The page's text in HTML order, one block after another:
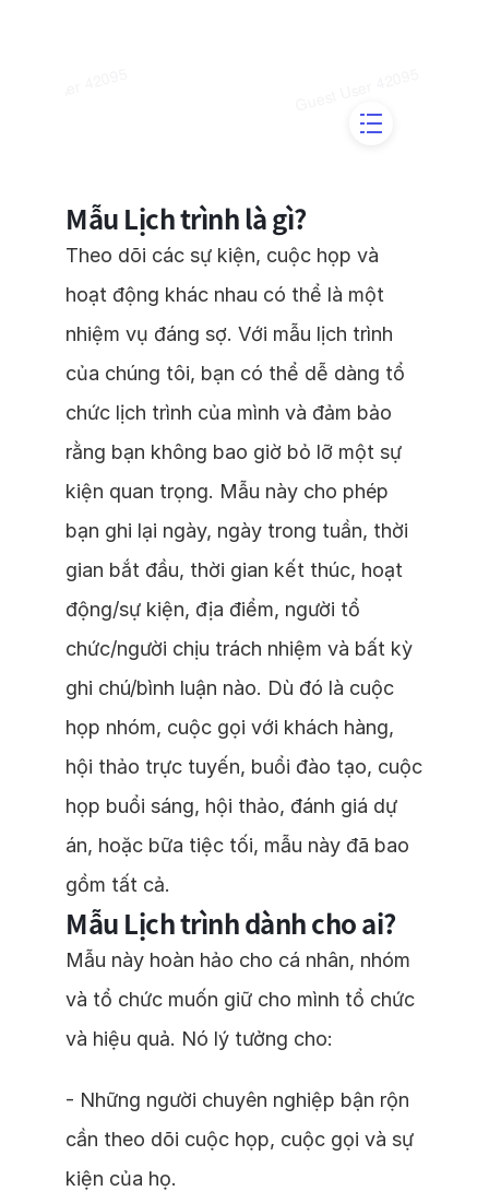
Mẫu Lịch trình là gì?
Theo dõi các sự kiện, cuộc họp và
hoạt động khác nhau có thể là một
nhiệm vụ đáng sợ. Với mẫu lịch trình
của chúng tôi, bạn có thể dễ dàng tổ
chức lịch trình của mình và đảm bảo
rằng bạn không bao giờ bỏ lỡ một sự
kiện quan trọng. Mẫu này cho phép
bạn ghi lại ngày, ngày trong tuần, thời
gian bắt đầu, thời gian kết thúc, hoạt
động/sự kiện, địa điểm, người tổ
chức/người chịu trách nhiệm và bất kỳ
ghi chú/bình luận nào. Dù đó là cuộc
họp nhóm, cuộc gọi với khách hàng,
hội thảo trực tuyến, buổi đào tạo, cuộc
họp buổi sáng, hội thảo, đánh giá dự
án, hoặc bữa tiệc tối, mẫu này đã bao
gồm tất cả.
Mẫu Lịch trình dành cho ai?
Mẫu này hoàn hảo cho cá nhân, nhóm
và tổ chức muốn giữ cho mình tổ chức
và hiệu quả. Nó lý tưởng cho:
- Những người chuyên nghiệp bận rộn
cần theo dõi cuộc họp, cuộc gọi và sự
kiện của họ.